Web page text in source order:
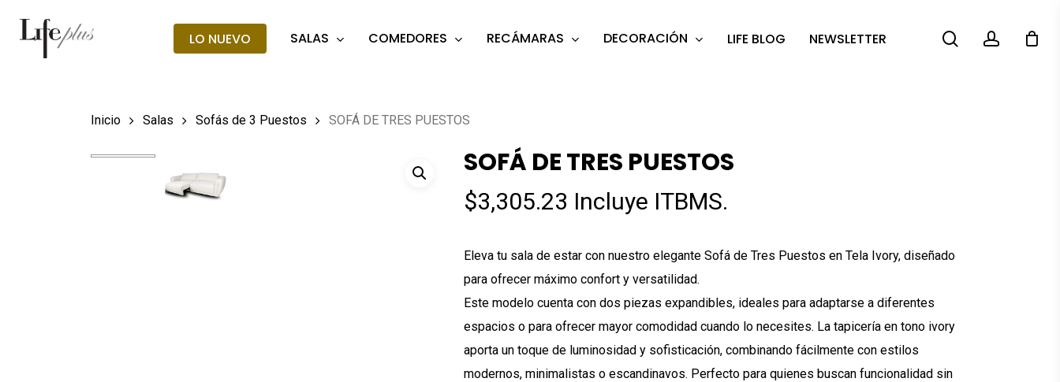
LO NUEVO SALAS COMEDORES RECÁMARAS DECORACIÓN LIFE BLOG NEWSLETTER searchaccount
Inicio Salas Sofás de 3 Puestos SOFÁ DE TRES PUESTOS
SOFÁ DE TRES PUESTOS
$3,305.23 Incluye ITBMS.
Eleva tu sala de estar con nuestro elegante Sofá de Tres Puestos en Tela Ivory, diseñado
para ofrecer máximo confort y versatilidad.
Este modelo cuenta con dos piezas expandibles, ideales para adaptarse a diferentes
espacios o para ofrecer mayor comodidad cuando lo necesites. La tapicería en tono ivory
aporta un toque de luminosidad y sofisticación, combinando fácilmente con estilos
modernos, minimalistas o escandinavos. Perfecto para quienes buscan funcionalidad sin